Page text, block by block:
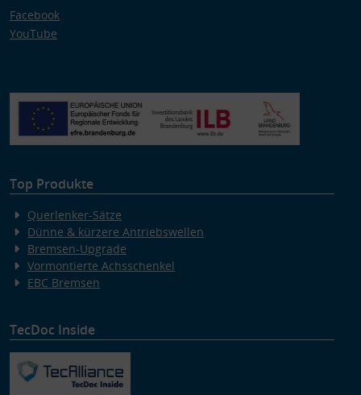
Facebook
YouTube
Top Produkte
Querlenker-Sätze
Dünne & kürzere Antriebswellen
Bremsen-Upgrade
Vormontierte Achsschenkel
EBC Bremsen
TecDoc Inside